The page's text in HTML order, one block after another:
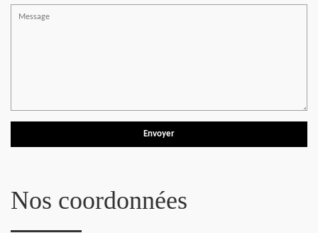
Nos coordonnées